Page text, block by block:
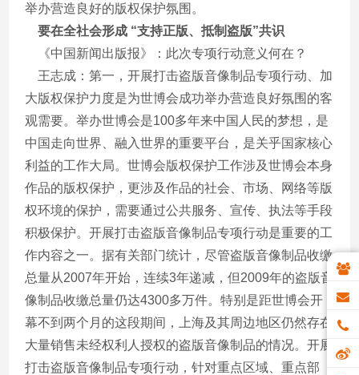
举办营造良好的版权保护氛围。
要在全社会形成 “支持正版、抵制盗版”共识
《中国新闻出版报》：此次专项行动意义何在？
王志成：第一，开展打击盗版音像制品专项行动、加
大版权保护力度是为世博会成功举办营造良好氛围的客
观需要。举办世博会是100多年来中国人民的梦想，是
中国走向世界、融入世界的重要平台，是关乎国家核心
利益的工作大局。世博会版权保护工作涉及世博会本身
作品的版权保护，更涉及作品的社会、市场、网络等版
权环境的保护，需要通过公共服务、宣传、执法等手段
积极保护。开展打击盗版音像制品专项行动是重要的工
作内容之一。据有关部门统计，尽管盗版音像制品收缴
总量从2007年开始，连续3年递减，但2009年的盗版音
像制品收缴总量仍达4300多万件。特别是距世博会开
幕不到两个月的这段期间，上海及其周边地区仍然存在
大量销售未经权利人授权的盗版音像制品的情况。开展
打击盗版音像制品专项行动，针对重点区域、重点部